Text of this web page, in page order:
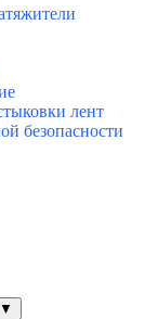
лент
безопасности
▼